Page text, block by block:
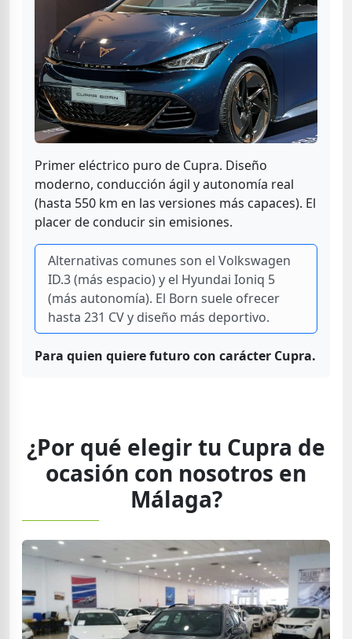
Primer eléctrico puro de Cupra. Diseño
moderno, conducción ágil y autonomía real
(hasta 550 km en las versiones más capaces). El
placer de conducir sin emisiones.
Alternativas comunes son el Volkswagen
ID.3 (más espacio) y el Hyundai Ioniq 5
(más autonomía). El Born suele ofrecer
hasta 231 CV y diseño más deportivo.
Para quien quiere futuro con carácter Cupra.
¿Por qué elegir tu Cupra de
ocasión con nosotros en
Málaga?